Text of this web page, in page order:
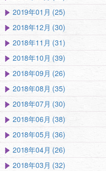
2019年01月 (25)
2018年12月 (30)
2018年11月 (31)
2018年10月 (39)
2018年09月 (26)
2018年08月 (35)
2018年07月 (30)
2018年06月 (38)
2018年05月 (36)
2018年04月 (26)
2018年03月 (32)